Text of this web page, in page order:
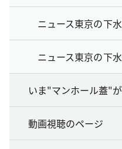
ニュース東京の下
ニュース東京の下
いま"マンホール蓋"が
動画視聴のページ